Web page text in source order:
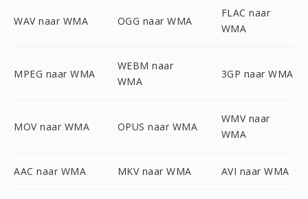
WAV naar WMA OGG naar WMA
FLAC naar
WMA
MPEG naar WMA
WEBM naar
WMA
3GP naar WMA
MOV naar WMA OPUS naar WMA
WMV naar
WMA
AAC naar WMA MKV naar WMA AVI naar WMA